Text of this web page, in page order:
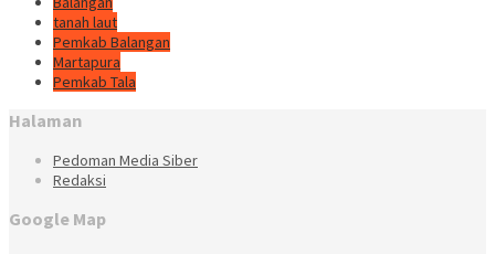
tanah laut
Pemkab Balangan
Martapura
Pemkab Tala
Halaman
Pedoman Media Siber
Redaksi
Google Map